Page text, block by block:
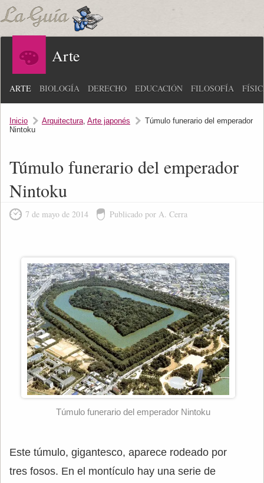
Arte
ARTE BIOLOGÍA DERECHO EDUCACIÓN FILOSOFÍA
Inicio Arquitectura, Arte japonés
Túmulo funerario del emperador
Nintoku
Túmulo funerario del emperador
Nintoku
7 de mayo de 2014 Publicado por A. Cerra
Túmulo funerario del emperador Nintoku
Este túmulo, gigantesco, aparece rodeado por
tres fosos. En el montículo hay una serie de